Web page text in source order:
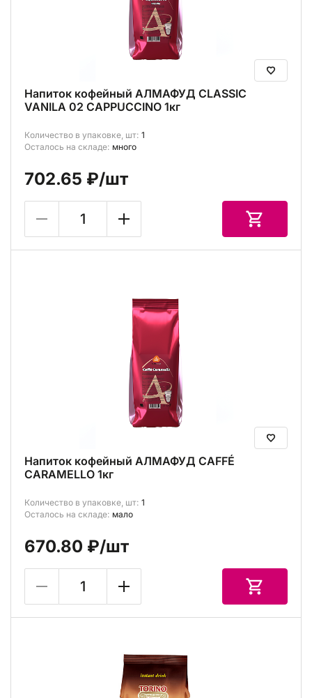
Напиток кофейный АЛМАФУД CLASSIC
VANILA 02 CAPPUCCINO 1кг
Количество в упаковке, шт: 1
Осталось на складе: много
702.65 ₽/шт
Напиток кофейный АЛМАФУД CAFFÉ
CARAMELLO 1кг
Количество в упаковке, шт: 1
Осталось на складе: мало
670.80 ₽/шт